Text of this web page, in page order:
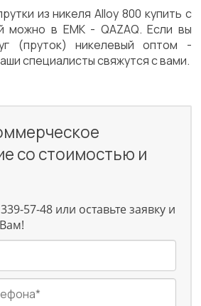
из никеля Alloy 800 купить с
можно в ЕМК - QAZAQ. Если вы
(пруток) никелевый оптом -
специалисты свяжутся с вами.
со стоимостью и
57-48 или оставьте заявку и